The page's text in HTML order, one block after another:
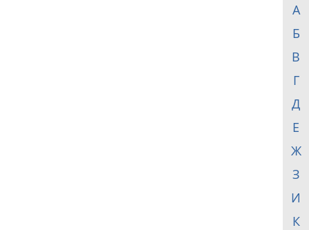
А
Б
В
Г
Д
Е
Ж
З
И
К